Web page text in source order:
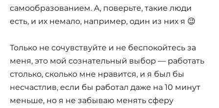
самообразованием. А, поверьте, такие люди
есть, и их немало, например, один из них я 😉
Только не сочувствуйте и не беспокойтесь за
меня, это мой сознательный выбор — работать
столько, сколько мне нравится, и я был бы
несчастлив, если бы работал даже на 10 минут
меньше, но я не забываю менять сферу